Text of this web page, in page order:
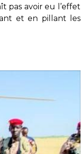
pas avoir eu l’effet
et en pillant les